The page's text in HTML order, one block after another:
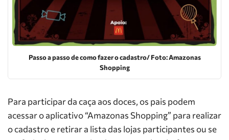
Passo a passo de como fazer o cadastro/ Foto: Amazonas
Shopping
Para participar da caça aos doces, os pais podem
acessar o aplicativo “Amazonas Shopping” para realizar
o cadastro e retirar a lista das lojas participantes ou se